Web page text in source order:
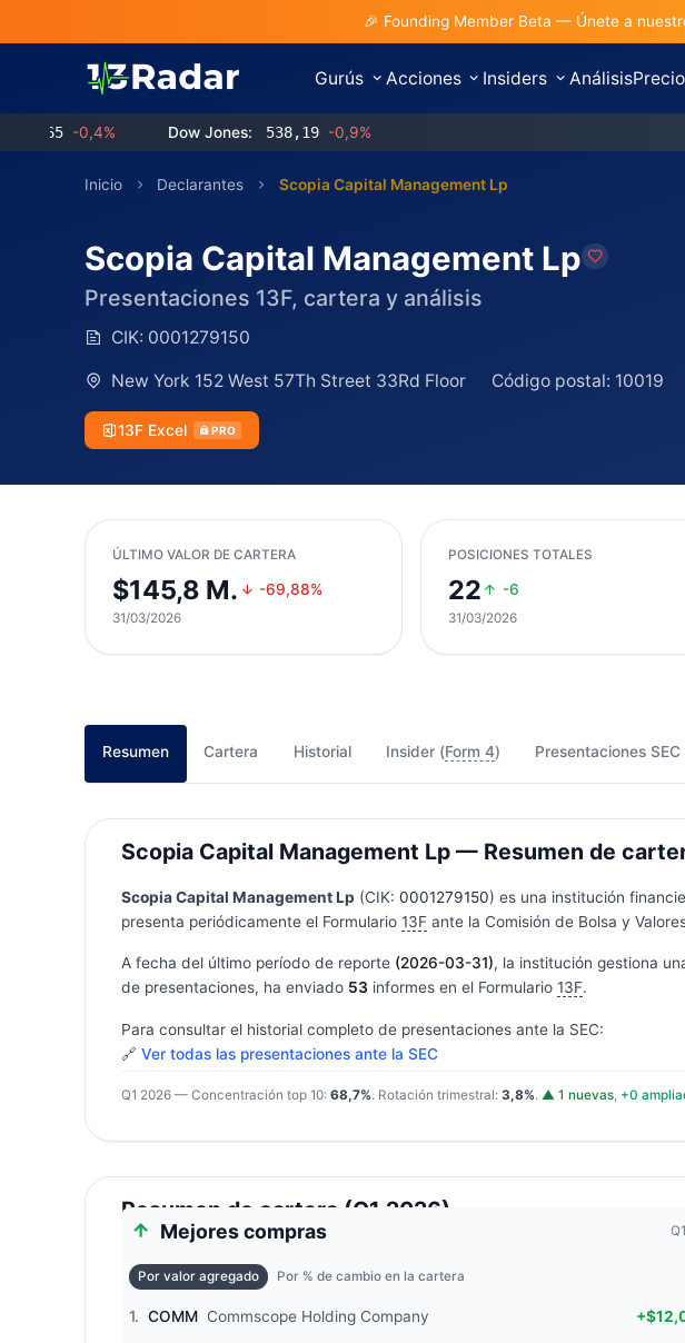
🎉 Founding Member Beta — Únete a
Gurús Acciones Insiders Análisis
-0,4% Dow Jones: 538,19 -0,9%
Inicio Declarantes Scopia Capital Management Lp
Scopia Capital Management Lp
Presentaciones 13F, cartera y análisis
CIK: 0001279150
New York 152 West 57Th Street 33Rd Floor Código postal: 10019
13F Excel PRO
ÚLTIMO VALOR DE CARTERA
$145,8 M. -69,88%
31/03/2026
POSICIONES TOTALES
22 -6
31/03/2026
Resumen Cartera Historial Insider (Form 4) Presentaciones SEC
Scopia Capital Management Lp — Resumen de
Scopia Capital Management Lp (CIK: 0001279150) es una institución
presenta periódicamente el Formulario 13Fante la Comisión de Bolsa y
A fecha del último período de reporte (2026-03-31), la institución gestiona
de presentaciones, ha enviado 53 informes en el Formulario 13F.
Para consultar el historial completo de presentaciones ante la SEC:
🔗 Ver todas las presentaciones ante la SEC
Q1 2026 — Concentración top 10: 68,7%. Rotación trimestral: 3,8%. ▲ 1 nuevas, +0
Resumen de cartera (Q1 2026)
Mejores compras
Por valor agregado Por % de cambio en la cartera
1. COMM Commscope Holding Company